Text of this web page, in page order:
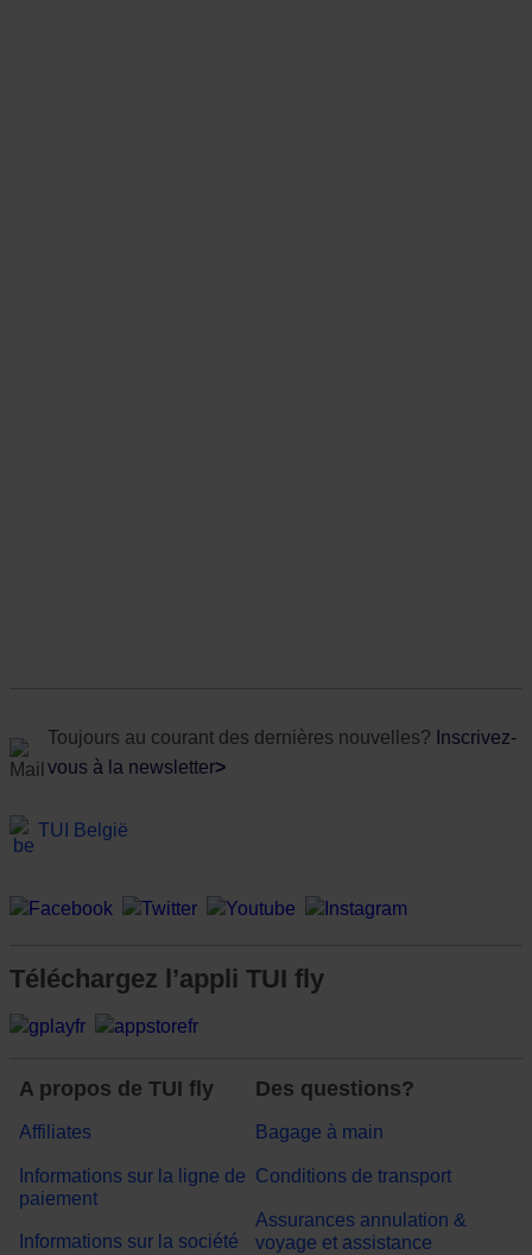
Toujours au courant des dernières nouvelles? Inscrivez-
vous à la newsletter>
TUI België
Téléchargez l’appli TUI fly
A propos de TUI fly
Affiliates
Informations sur la ligne de
paiement
Informations sur la société
Des questions?
Bagage à main
Conditions de transport
Assurances annulation &
voyage et assistance